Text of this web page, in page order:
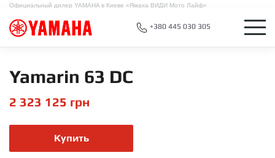
Официальный дилер YAMAHA в Киеве «Ямаха ВИДИ Мото Лайф»
+380 445 030 305
Yamarin 63 DC
2 323 125 грн
Купить